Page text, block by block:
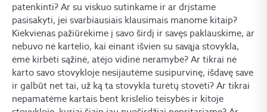
patenkinti? Ar su viskuo sutinkame ir ar drįstame
pasisakyti, jei svarbiausiais klausimais manome kitaip?
Kiekvienas pažiūrėkime į savo širdį ir savęs paklauskime, ar
nebuvo nė kartelio, kai einant išvien su savąja stovykla,
ėmė kirbėti sąžinė, atėjo vidinė neramybė? Ar tikrai nė
karto savo stovykloje nesijautėme susipurvinę, išdavę save
ir galbūt net tai, už ką ta stovykla turėtų stovėti? Ar tikrai
nepamatėme kartais bent krislelio teisybės ir kitoje